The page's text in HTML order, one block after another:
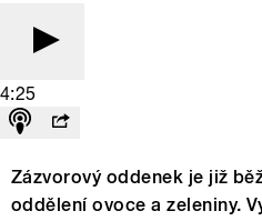
4:25
Zázvorový oddenek je již
oddělení ovoce a zeleniny.